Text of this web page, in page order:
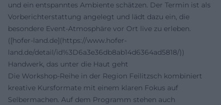
und ein entspanntes Ambiente schätzen. Der Termin ist als
Vorberichterstattung angelegt und lädt dazu ein, die
besondere Event-Atmosphäre vor Ort live zu erleben.
([hofer-land.de](https://www.hofer-
land.de/detail/id%3D6a3e36db8ab14d6364ad5818/))
Handwerk, das unter die Haut geht
Die Workshop-Reihe in der Region Feilitzsch kombiniert
kreative Kursformate mit einem klaren Fokus auf
Selbermachen. Auf dem Programm stehen auch